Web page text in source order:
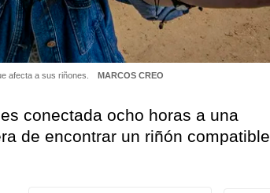
afecta a sus riñones. MARCOS CREO
conectada ocho horas a una
de encontrar un riñón compatible